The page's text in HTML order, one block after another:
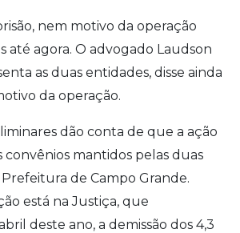
nem motivo da operação
até agora. O advogado Laudson
as duas entidades, disse ainda
da operação.
dão conta de que a ação
convênios mantidos pelas duas
de Campo Grande.
está na Justiça, que
deste ano, a demissão dos 4,3